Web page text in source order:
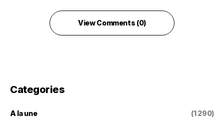
View Comments (0)
Categories
A la une (1 290)